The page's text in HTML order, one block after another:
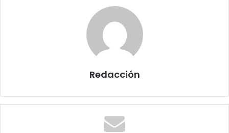
Redacción